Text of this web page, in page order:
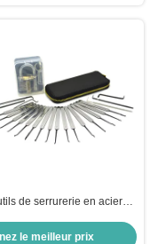
de serrurerie en acier
automatique avec
le meilleur prix